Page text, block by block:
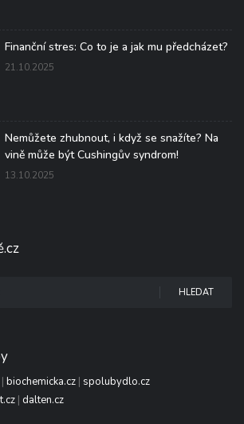
Finanční stres: Co to je a jak mu předcházet?
21.10.2025
Nemůžete zhubnout, i když se snažíte? Na
vině může být Cushingův syndrom!
13.10.2025
HLEDAT
| biochemicka.cz | spolubydlo.cz
| dalten.cz